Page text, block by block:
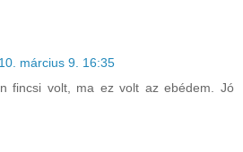
március 9. 16:35
fincsi volt, ma ez volt az ebédem. Jó